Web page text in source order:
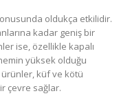
oldukça etkilidir.
kadar geniş bir
ise, özellikle kapalı
yüksek olduğu
ürünler, küf ve kötü
çevre sağlar.